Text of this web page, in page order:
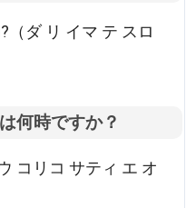
（ダ リ イマ テ スロ
何時ですか？
コリコ サティ エ オ